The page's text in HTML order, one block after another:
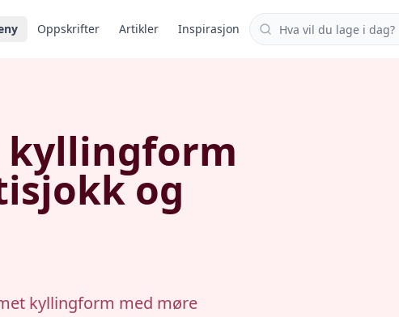
Oppskrifter Artikler Inspirasjon Søk i oppskrifter
kyllingform
og
kyllingform med møre